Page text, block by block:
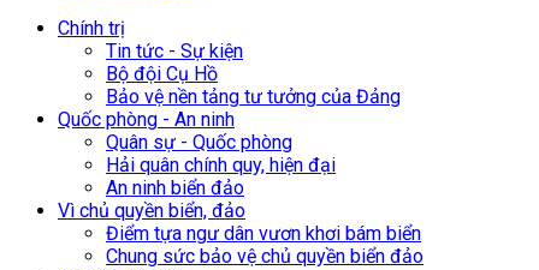
Chính trị
Tin tức - Sự kiện
Bộ đội Cụ Hồ
Bảo vệ nền tảng tư tưởng của Đảng
Quốc phòng - An ninh
Quân sự - Quốc phòng
Hải quân chính quy, hiện đại
An ninh biển đảo
Vì chủ quyền biển, đảo
Điểm tựa ngư dân vươn khơi bám biển
Chung sức bảo vệ chủ quyền biển đảo